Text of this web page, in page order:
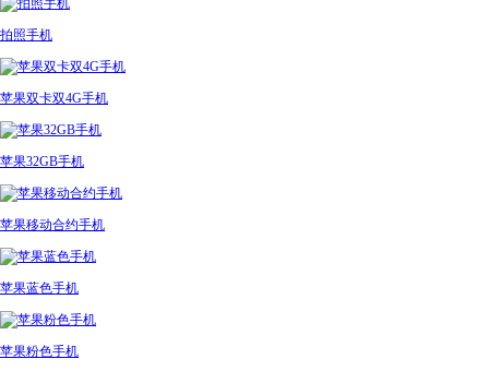
拍照手机
苹果双卡双4G手机
苹果32GB手机
苹果移动合约手机
苹果蓝色手机
苹果粉色手机